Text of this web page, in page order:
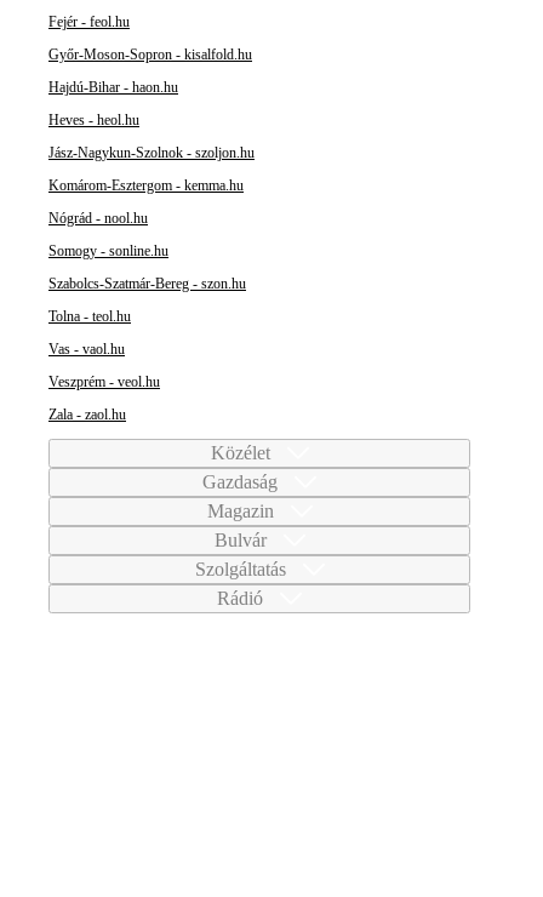
Fejér - feol.hu
Győr-Moson-Sopron - kisalfold.hu
Hajdú-Bihar - haon.hu
Heves - heol.hu
Jász-Nagykun-Szolnok - szoljon.hu
Komárom-Esztergom - kemma.hu
Nógrád - nool.hu
Somogy - sonline.hu
Szabolcs-Szatmár-Bereg - szon.hu
Tolna - teol.hu
Vas - vaol.hu
Veszprém - veol.hu
Zala - zaol.hu
Közélet
Gazdaság
Magazin
Bulvár
Szolgáltatás
Rádió